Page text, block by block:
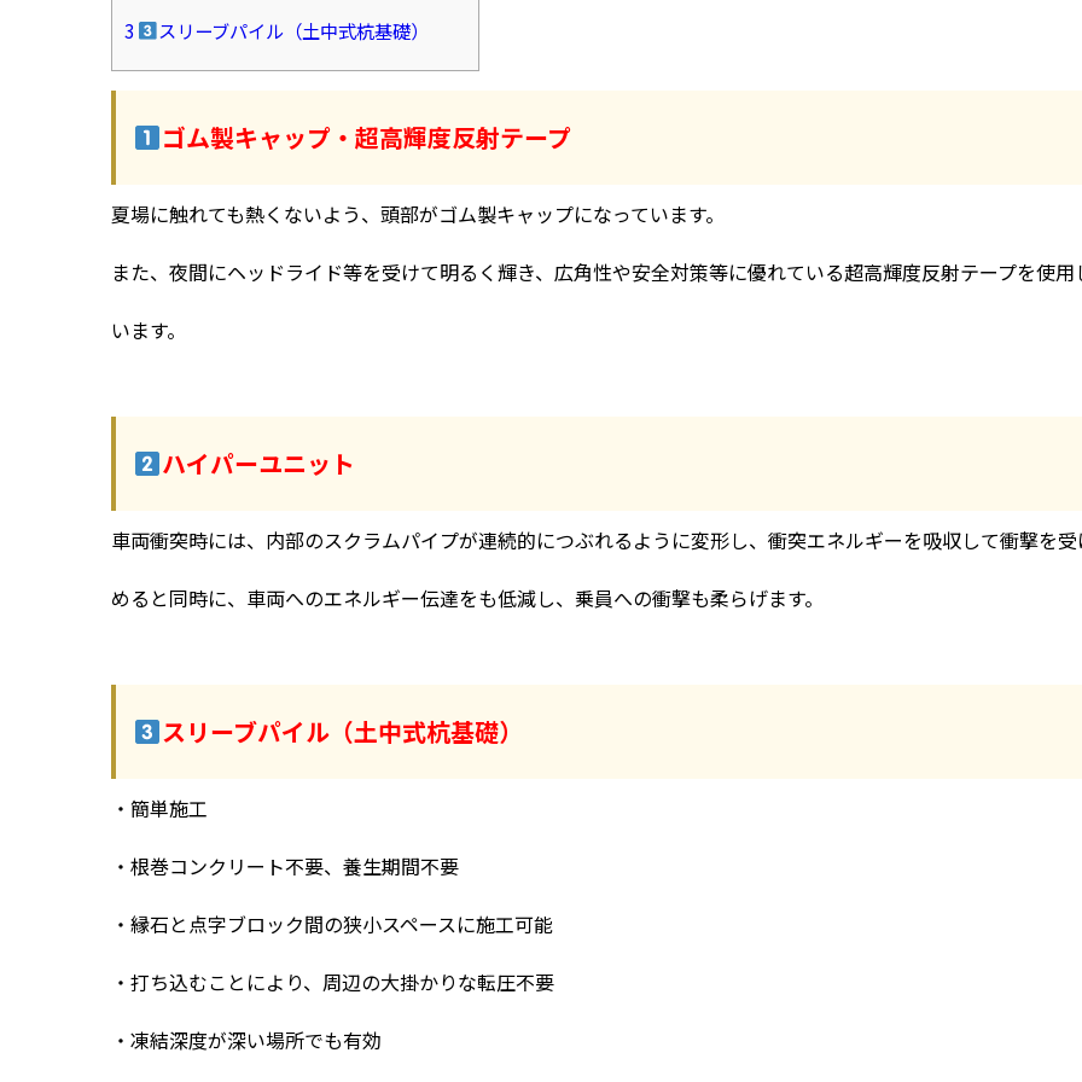
3 スリーブパイル（土中式杭基礎）
ゴム製キャップ・超高輝度反射テープ
夏場に触れても熱くないよう、頭部がゴム製キャップになっています。
また、夜間にヘッドライド等を受けて明るく輝き、広角性や安全対策等に優れている超高輝度反射テープを使用
います。
ハイパーユニット
車両衝突時には、内部のスクラムパイプが連続的につぶれるように変形し、衝突エネルギーを吸収して衝撃を受
めると同時に、車両へのエネルギー伝達をも低減し、乗員への衝撃も柔らげます。
スリーブパイル（土中式杭基礎）
・簡単施工
・根巻コンクリート不要、養生期間不要
・縁石と点字ブロック間の狭小スペースに施工可能
・打ち込むことにより、周辺の大掛かりな転圧不要
・凍結深度が深い場所でも有効